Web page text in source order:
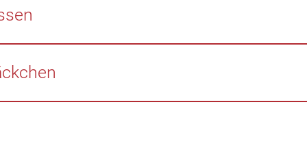
mit der Ölseite auf den Brustkorb legen, mit einem
Kindern angewandt werden.
dem Zubettgehen eine Tasse frischen Lavendelblütentee.
riechen nicht nur angenehm, sie haben auch eine
schlaffördernde Wirkung. Zudem gibt es einen praktischen
im Kleiderschrank hält nicht nur lästige Motten fern – es